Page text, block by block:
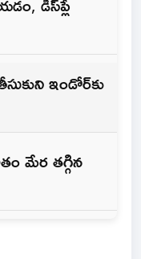
ఇండోర్‌కు
మేర తగ్గిన